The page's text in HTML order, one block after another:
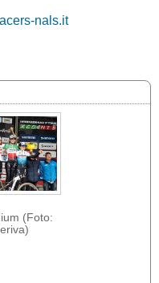
nals.it
(Foto: